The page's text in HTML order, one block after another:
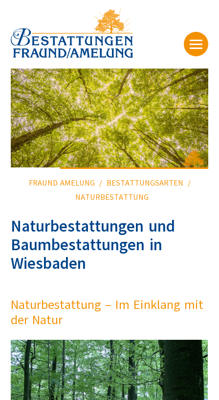
FRAUND AMELUNG
BESTATTUNGSARTEN
NATURBESTATTUNG
Naturbestattungen und
Baumbestattungen in
Wiesbaden
Naturbestattung – Im Einklang mit
der Natur